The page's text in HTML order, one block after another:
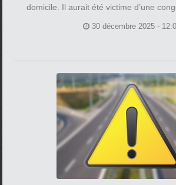
domicile. Il aurait été victime d’une
30 décembre 2025 -